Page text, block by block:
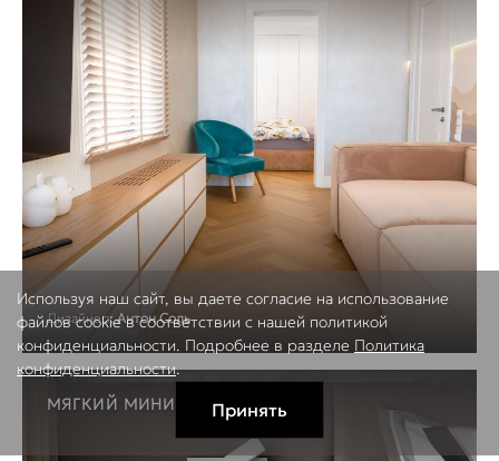
Дизайнер: Антон Соль
МЯГКИЙ МИНИМАЛИЗМ
Используя наш сайт, вы даете согласие на использование
файлов cookie в соответствии с нашей политикой
конфиденциальности. Подробнее в разделе Политика
конфиденциальности.
Принять